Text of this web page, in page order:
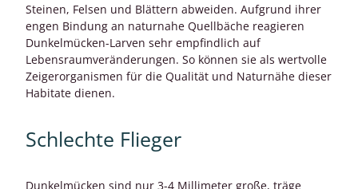
Steinen, Felsen und Blättern abweiden. Aufgrund ihrer
engen Bindung an naturnahe Quellbäche reagieren
Dunkelmücken-Larven sehr empfindlich auf
Lebensraumveränderungen. So können sie als wertvolle
Zeigerorganismen für die Qualität und Naturnähe dieser
Habitate dienen.
Schlechte Flieger
Dunkelmücken sind nur 3-4 Millimeter große, träge